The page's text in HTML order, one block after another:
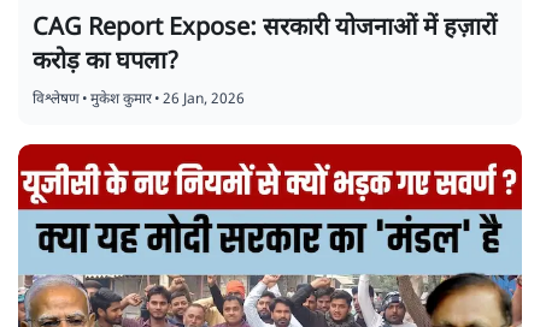
CAG Report Expose: सरकारी योजनाओं में हज़ारों
करोड़ का घपला?
विश्लेषण•मुकेश कुमार•26 Jan, 2026